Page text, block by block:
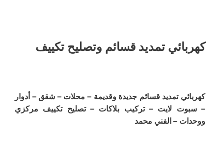
كهربائي تمديد قسائم وتصليح تكييف
كهربائي تمديد قسائم جديدة وقديمة – محلات – شقق – أدوار
– سبوت لايت – تركيب بلاكات – تصليح تكييف مركزي
ووحدات – الفني محمد